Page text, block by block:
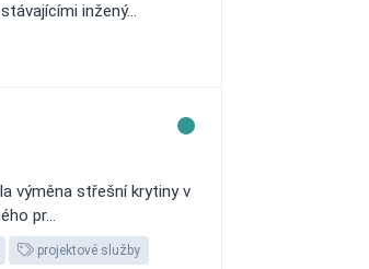
inžený...
výměna střešní krytiny v
pr...
projektové služby